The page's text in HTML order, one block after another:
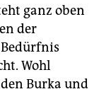
ganz oben
der
Wohl
Burka und